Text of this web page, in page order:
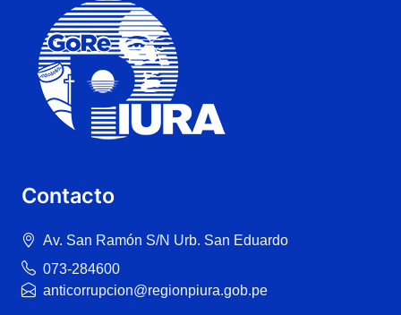
Contacto
Av. San Ramón S/N Urb. San Eduardo
073-284600
anticorrupcion@regionpiura.gob.pe